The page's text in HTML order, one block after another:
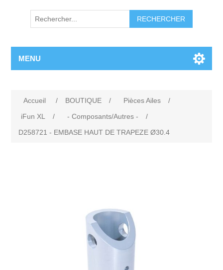
RECHERCHER
MENU
Accueil / BOUTIQUE / Pièces Ailes
/
iFun XL
/ - Composants/Autres -
/
D258721 - EMBASE HAUT DE TRAPEZE Ø30.4